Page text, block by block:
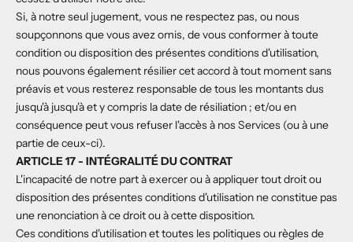
Si, à notre seul jugement, vous ne respectez pas, ou nous
soupçonnons que vous avez omis, de vous conformer à toute
condition ou disposition des présentes conditions d'utilisation,
nous pouvons également résilier cet accord à tout moment sans
préavis et vous resterez responsable de tous les montants dus
jusqu'à jusqu'à et y compris la date de résiliation ; et/ou en
conséquence peut vous refuser l'accès à nos Services (ou à une
partie de ceux-ci).
ARTICLE 17 - INTÉGRALITÉ DU CONTRAT
L'incapacité de notre part à exercer ou à appliquer tout droit ou
disposition des présentes conditions d'utilisation ne constitue pas
une renonciation à ce droit ou à cette disposition.
Ces conditions d'utilisation et toutes les politiques ou règles de